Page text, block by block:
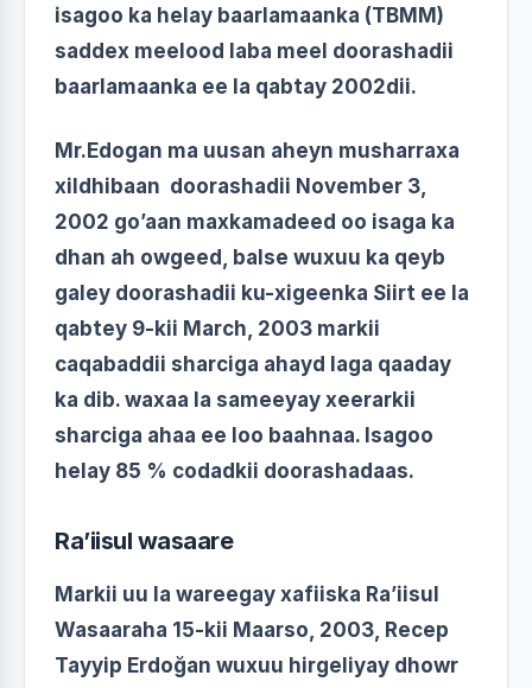
isagoo ka helay baarlamaanka (TBMM)
saddex meelood laba meel doorashadii
baarlamaanka ee la qabtay 2002dii.
Mr.Edogan ma uusan aheyn musharraxa
xildhibaan doorashadii November 3,
2002 go’aan maxkamadeed oo isaga ka
dhan ah owgeed, balse wuxuu ka qeyb
galey doorashadii ku-xigeenka Siirt ee la
qabtey 9-kii March, 2003 markii
caqabaddii sharciga ahayd laga qaaday
ka dib. waxaa la sameeyay xeerarkii
sharciga ahaa ee loo baahnaa. Isagoo
helay 85 % codadkii doorashadaas.
Ra’iisul wasaare
Markii uu la wareegay xafiiska Ra’iisul
Wasaaraha 15-kii Maarso, 2003, Recep
Tayyip Erdoğan wuxuu hirgeliyay dhowr